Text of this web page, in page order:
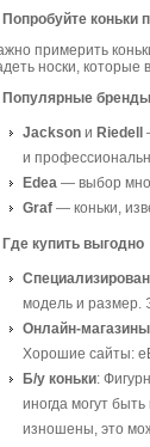
Попробуйте коньки
примерить
носки, которые
Популярные бренды
Jackson и Riedell
и
Edea — выбор
Graf — коньки,
Где купить выгодно
модель и размер.
Онлайн-магазины
Хорошие сайты:
Б/у коньки:
иногда могут
изношены, это